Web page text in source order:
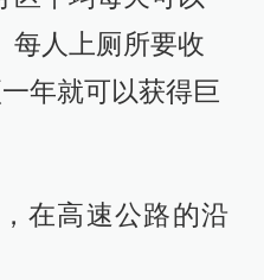
每人上厕所要收
年就可以获得巨
在高速公路的沿